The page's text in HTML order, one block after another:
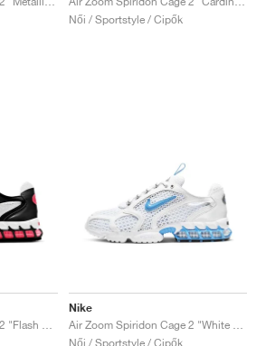
Női / Sportstyle / Cipők
Nike
Női / Sportstyle / Cipők